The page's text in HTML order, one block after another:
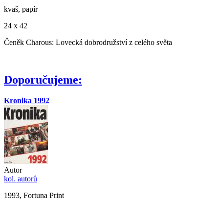
kvaš, papír
24 x 42
Čeněk Charous: Lovecká dobrodružství z celého světa
Doporučujeme:
Kronika 1992
Autor
kol. autorů
1993, Fortuna Print